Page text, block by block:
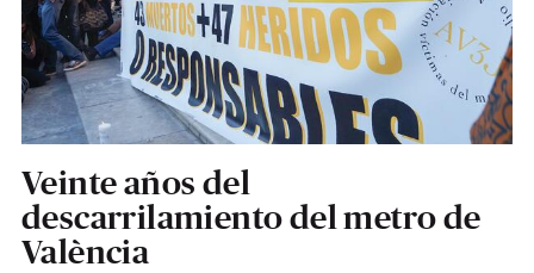
Veinte años del
descarrilamiento del metro de
València